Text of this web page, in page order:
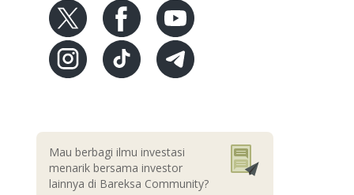
Mau berbagi ilmu investasi
menarik bersama investor
lainnya di Bareksa Community?